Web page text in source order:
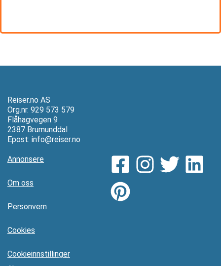
Reiser.no AS
Org.nr. 929 573 579
Flåhagvegen 9
2387 Brumunddal
Epost: info@reiser.no
Annonsere
Om oss
Personvern
Cookies
Cookieinnstillinger